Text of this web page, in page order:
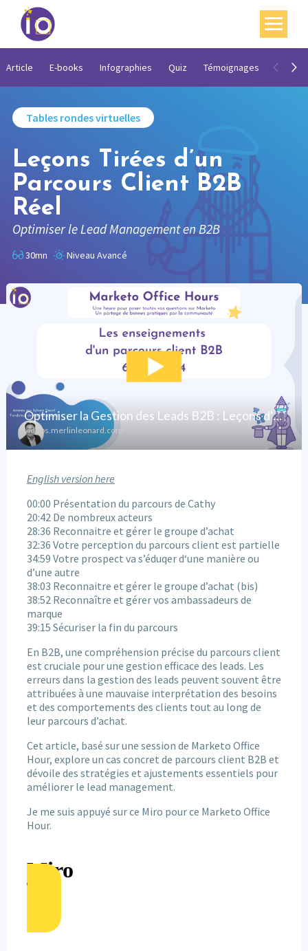
Vos enjeux
Académie
Ressources
Agenda
Contact
Mon compte
English
Article E-books Infographies Quiz Témoignages Vidéos
Tables rondes virtuelles
Leçons Tirées d’un
Parcours Client B2B
Réel
Optimiser le Lead Management en B2B
30mn Niveau Avancé
English version here
00:00 Présentation du parcours de Cathy
20:42 De nombreux acteurs
28:36 Reconnaitre et gérer le groupe d’achat
32:36 Votre perception du parcours client est partielle
34:59 Votre prospect va s’éduqer d‘une manière ou
d’une autre
38:03 Reconnaitre et gérer le groupe d’achat (bis)
38:52 Reconnaître et gérer vos ambassadeurs de
marque
39:15 Sécuriser la fin du parcours
En B2B, une compréhension précise du parcours client
est cruciale pour une gestion efficace des leads. Les
erreurs dans la gestion des leads peuvent souvent être
attribuées à une mauvaise interprétation des besoins
et des comportements des clients tout au long de
leur parcours d’achat.
Cet article, basé sur une session de Marketo Office
Hour, explore un cas concret de parcours client B2B et
dévoile des stratégies et ajustements essentiels pour
améliorer le lead management.
Je me suis appuyé sur ce Miro pour ce Marketo Office
Hour.